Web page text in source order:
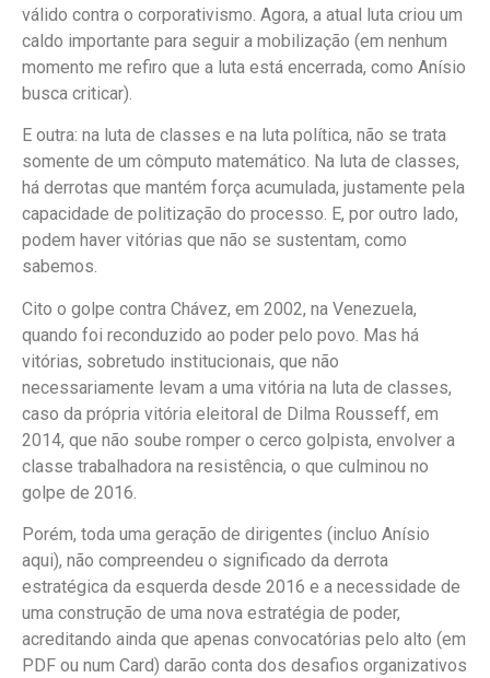
válido contra o corporativismo. Agora, a atual luta criou um
caldo importante para seguir a mobilização (em nenhum
momento me refiro que a luta está encerrada, como Anísio
busca criticar).
E outra: na luta de classes e na luta política, não se trata
somente de um cômputo matemático. Na luta de classes,
há derrotas que mantém força acumulada, justamente pela
capacidade de politização do processo. E, por outro lado,
podem haver vitórias que não se sustentam, como
sabemos.
Cito o golpe contra Chávez, em 2002, na Venezuela,
quando foi reconduzido ao poder pelo povo. Mas há
vitórias, sobretudo institucionais, que não
necessariamente levam a uma vitória na luta de classes,
caso da própria vitória eleitoral de Dilma Rousseff, em
2014, que não soube romper o cerco golpista, envolver a
classe trabalhadora na resistência, o que culminou no
golpe de 2016.
Porém, toda uma geração de dirigentes (incluo Anísio
aqui), não compreendeu o significado da derrota
estratégica da esquerda desde 2016 e a necessidade de
uma construção de uma nova estratégia de poder,
acreditando ainda que apenas convocatórias pelo alto (em
PDF ou num Card) darão conta dos desafios organizativos